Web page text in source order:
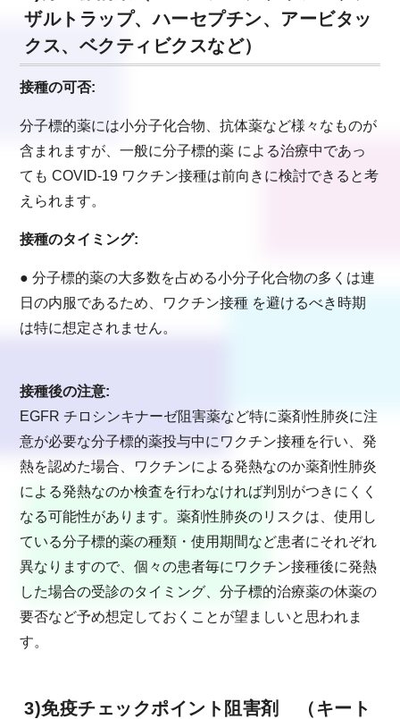
ザルトラップ、ハーセプチン、アービタッ
クス、ベクティビクスなど）
接種の可否:
分子標的薬には小分子化合物、抗体薬など様々なものが
含まれますが、一般に分子標的薬 による治療中であっ
ても COVID-19 ワクチン接種は前向きに検討できると考
えられます。
接種のタイミング:
●分子標的薬の大多数を占める小分子化合物の多くは連
日の内服であるため、ワクチン接種 を避けるべき時期
は特に想定されません。
接種後の注意:
EGFR チロシンキナーゼ阻害薬など特に薬剤性肺炎に注
意が必要な分子標的薬投与中にワクチン接種を行い、発
熱を認めた場合、ワクチンによる発熱なのか薬剤性肺炎
による発熱なのか検査を行わなければ判別がつきにくく
なる可能性があります。薬剤性肺炎のリスクは、使用し
ている分子標的薬の種類・使用期間など患者にそれぞれ
異なりますので、個々の患者毎にワクチン接種後に発熱
した場合の受診のタイミング、分子標的治療薬の休薬の
要否など予め想定しておくことが望ましいと思われま
す。
3)免疫チェックポイント阻害剤 （キート